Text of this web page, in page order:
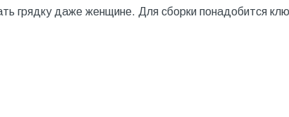
грядку даже женщине. Для сборки понадобится